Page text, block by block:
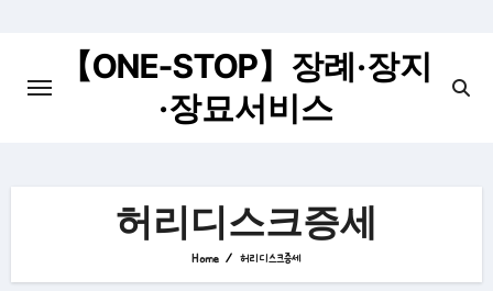
【ONE-STOP】장례·장지
·장묘서비스
허리디스크증세
Home 허리디스크증세